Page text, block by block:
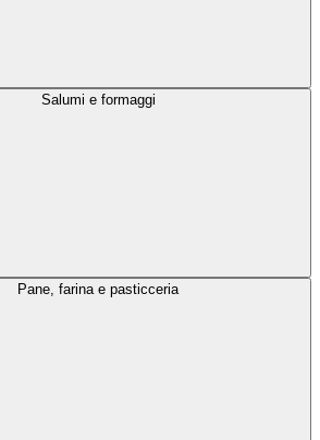
Salumi e formaggi
Pane, farina e pasticceria